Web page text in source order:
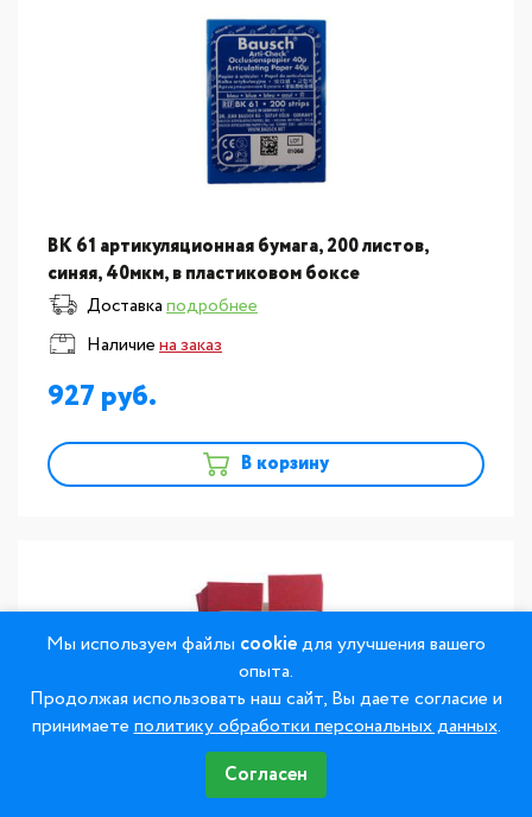
BK 61 артикуляционная бумага, 200 листов,
синяя, 40мкм, в пластиковом боксе
Доставкаподробнее
Наличиена заказ
927
В корзину
Мы используем файлы cookieдля улучшения вашего
опыта.
Продолжая использовать наш сайт, Вы даете согласие и
принимаетеполитику обработки персональных данных.
Согласен